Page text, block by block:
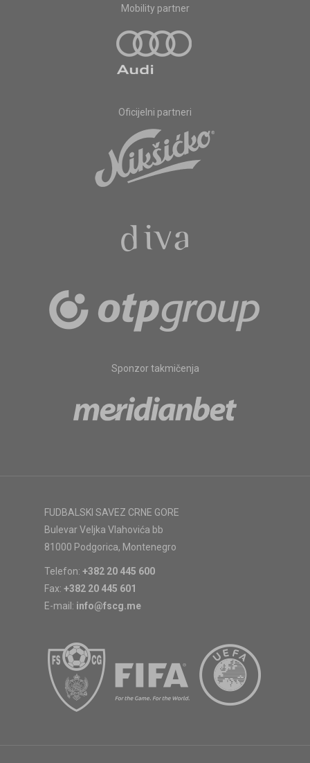
Mobility partner
Oficijelni partneri
Sponzor takmičenja
FUDBALSKI SAVEZ CRNE GORE
Bulevar Veljka Vlahovića bb
81000 Podgorica, Montenegro
Telefon: +382 20 445 600
Fax: +382 20 445 601
E-mail: info@fscg.me